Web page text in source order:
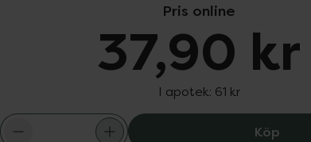
Pris online
37,90 kr
I apotek: 61 kr
Köp